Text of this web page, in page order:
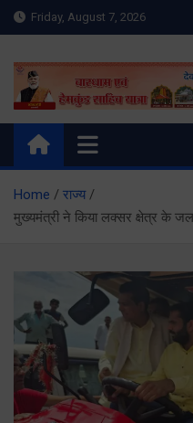
Skip
to
Friday, August 7, 2026
Meru Raibar |
News |
meruraibar.com
Home
राज्य
मुख्यमंत्री ने किया लक्सर क्षेत्र के